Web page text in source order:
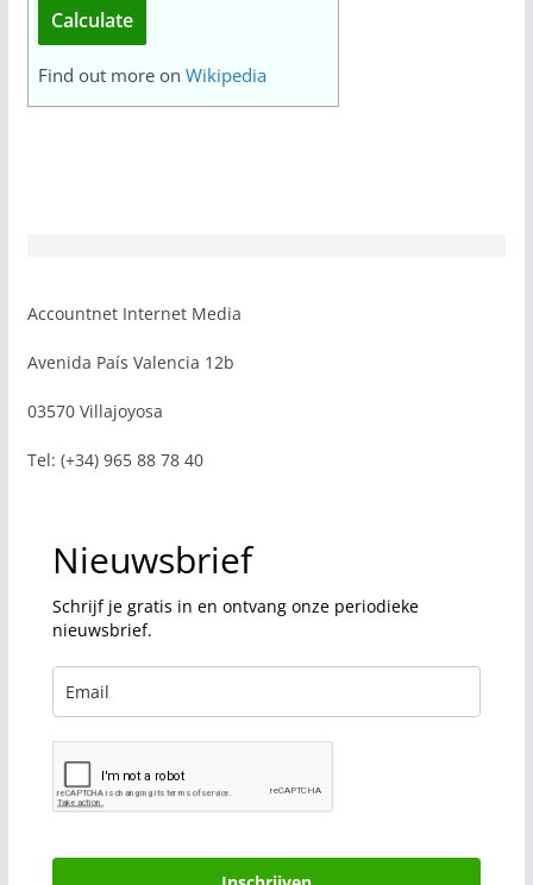
Calculate
Find out more on Wikipedia
Accountnet Internet Media
Avenida País Valencia 12b
03570 Villajoyosa
Tel: (+34) 965 88 78 40
Nieuwsbrief
Schrijf je gratis in en ontvang onze periodieke
nieuwsbrief.